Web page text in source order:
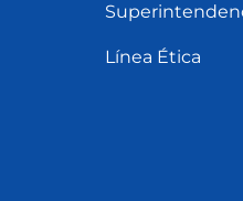
Línea Ética